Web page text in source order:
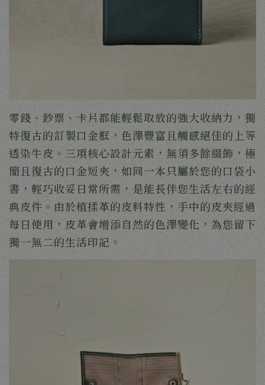
零錢、鈔票、卡片都能輕鬆取放的強大收納力，獨
特復古的訂製口金框，色澤豐富且觸感絕佳的上等
透染牛皮。三項核心設計元素，無須多餘綴飾，極
簡且復古的口金短夾，如同一本只屬於您的口袋小
書，輕巧收妥日常所需，是能長伴您生活左右的經
典皮件。由於植揉革的皮料特性，手中的皮夾經過
每日使用，皮革會增添自然的色澤變化，為您留下
獨一無二的生活印記。